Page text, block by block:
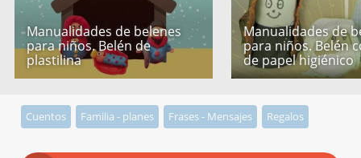
Manualidades de belenes
para niños. Belén de
plastilina
Manualidades de
para niños. Belén
de papel higiénico
Cuentos Familia - planes Frases - Mensajes Regalos